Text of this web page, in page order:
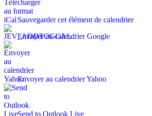
Sauvegarder cet élément de calendrier
Envoyer au calendrier Google
Envoyer au calendrier Yahoo
Send to Outlook Live